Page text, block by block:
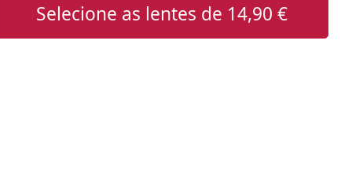
Selecione as lentes de 14,90 €